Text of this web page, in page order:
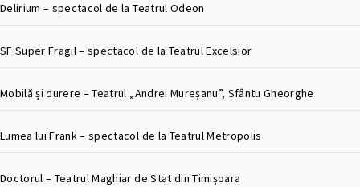
Delirium – spectacol de la Teatrul Odeon
SF Super Fragil – spectacol de la Teatrul Excelsior
Mobilă și durere – Teatrul „Andrei Mureșanu”, Sfântu Gheorghe
Lumea lui Frank – spectacol de la Teatrul Metropolis
Doctorul – Teatrul Maghiar de Stat din Timișoara